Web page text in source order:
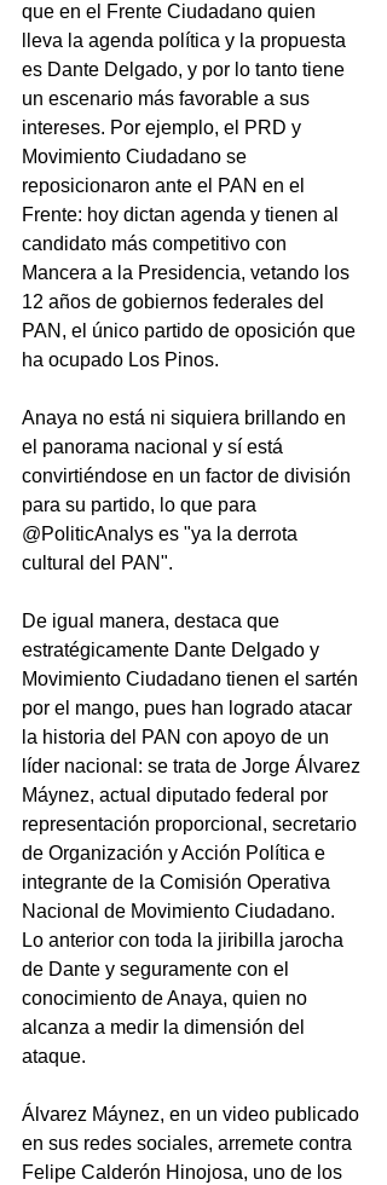
que en el Frente Ciudadano quien
lleva la agenda política y la propuesta
es Dante Delgado, y por lo tanto tiene
un escenario más favorable a sus
intereses. Por ejemplo, el PRD y
Movimiento Ciudadano se
reposicionaron ante el PAN en el
Frente: hoy dictan agenda y tienen al
candidato más competitivo con
Mancera a la Presidencia, vetando los
12 años de gobiernos federales del
PAN, el único partido de oposición que
ha ocupado Los Pinos.
Anaya no está ni siquiera brillando en
el panorama nacional y sí está
convirtiéndose en un factor de división
para su partido, lo que para
@PoliticAnalys es "ya la derrota
cultural del PAN".
De igual manera, destaca que
estratégicamente Dante Delgado y
Movimiento Ciudadano tienen el sartén
por el mango, pues han logrado atacar
la historia del PAN con apoyo de un
líder nacional: se trata de Jorge Álvarez
Máynez, actual diputado federal por
representación proporcional, secretario
de Organización y Acción Política e
integrante de la Comisión Operativa
Nacional de Movimiento Ciudadano.
Lo anterior con toda la jiribilla jarocha
de Dante y seguramente con el
conocimiento de Anaya, quien no
alcanza a medir la dimensión del
ataque.
Álvarez Máynez, en un video publicado
en sus redes sociales, arremete contra
Felipe Calderón Hinojosa, uno de los